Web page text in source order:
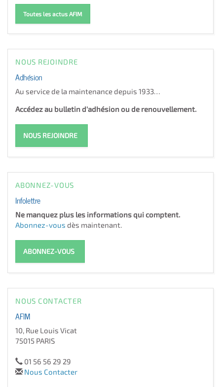
Toutes les actus AFIM
NOUS REJOINDRE
Adhésion
Au service de la maintenance depuis 1933…
Accédez au bulletin d'adhésion ou de renouvellement.
NOUS REJOINDRE
ABONNEZ-VOUS
Infolettre
Ne manquez plus les informations qui comptent.
Abonnez-vous dès maintenant.
ABONNEZ-VOUS
NOUS CONTACTER
AFIM
10, Rue Louis Vicat
75015 PARIS
01 56 56 29 29
Nous Contacter